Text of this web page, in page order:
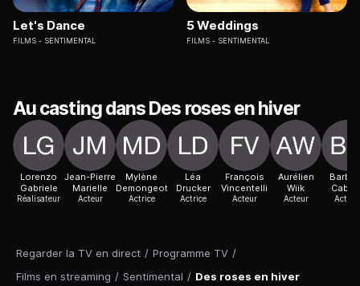
Regarder la TV en direct / Programme TV /
Films en streaming / Sentimental / Des roses en hiver
Let's Dance
FILMS SENTIMENTAL
5 Weddings
FILMS SENTIMENTAL
Au casting dans Des roses en hiver
Lorenzo
Gabriele
Réalisateur
Jean-Pierre
Marielle
Acteur
Mylène
Demongeot
Actrice
Léa
Drucker
Actrice
François
Vincentelli
Acteur
Aurélien
Wiik
Acteur Actrice